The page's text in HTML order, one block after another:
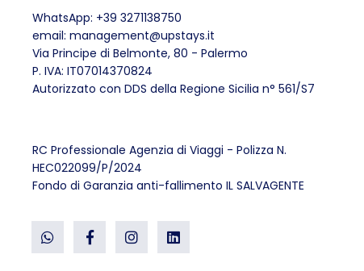
WhatsApp: +39 3271138750
email: management@upstays.it
Via Principe di Belmonte, 80 - Palermo
P. IVA: IT07014370824
Autorizzato con DDS della Regione Sicilia n° 561/S7
RC Professionale Agenzia di Viaggi - Polizza N.
HEC022099/P/2024
Fondo di Garanzia anti-fallimento IL SALVAGENTE